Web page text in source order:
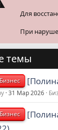
Для
При
темы
Бизнес
31 Мар 2026
Бизнес